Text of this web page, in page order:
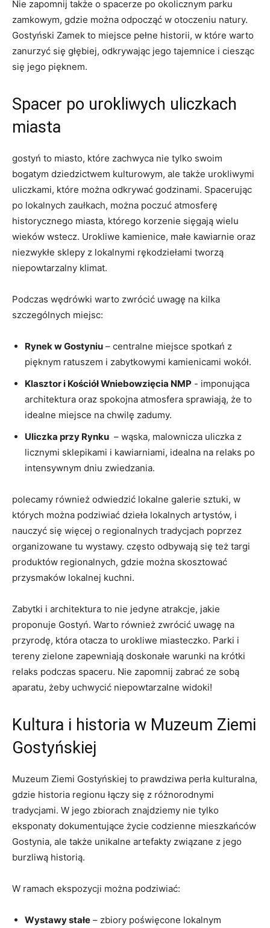
Nie zapomnij także​ o spacerze po ​okolicznym⁢ parku
zamkowym, gdzie można odpocząć w otoczeniu natury.
Gostyński Zamek to⁣ miejsce​ pełne‌ historii,‌ w które warto
zanurzyć się głębiej, odkrywając​ jego tajemnice i ciesząc⁤
się jego pięknem.
Spacer po urokliwych uliczkach
‍miasta
gostyń to miasto, które zachwyca nie tylko swoim‍
bogatym dziedzictwem kulturowym, ale⁣ także urokliwymi
uliczkami, które można odkrywać godzinami. Spacerując
po lokalnych zaułkach, można poczuć atmosferę
historycznego miasta, którego korzenie ‍sięgają ‌wielu​
wieków wstecz. Urokliwe kamienice, małe kawiarnie oraz
niezwykłe sklepy z ​lokalnymi rękodziełami tworzą
niepowtarzalny ⁢klimat.
Podczas ⁢wędrówki warto zwrócić uwagę na‍ kilka
szczególnych miejsc:
Rynek w Gostyniu – centralne miejsce spotkań z
pięknym ratuszem i zabytkowymi ⁤kamienicami⁣ wokół.
Klasztor i Kościół Wniebowzięcia‌ NMP -⁣ imponująca⁣
architektura oraz spokojna‌ atmosfera​ sprawiają, ‍że to⁤
idealne miejsce ‍na chwilę zadumy.
Uliczka przy Rynku ‍ – wąska,​ malownicza uliczka z
licznymi sklepikami⁢ i kawiarniami, idealna na relaks po
intensywnym ​dniu ​zwiedzania.
polecamy również odwiedzić lokalne galerie sztuki, w
których można podziwiać dzieła lokalnych artystów, i
nauczyć się więcej o regionalnych tradycjach poprzez
‌organizowane tu wystawy.‍ często odbywają się‌ też targi
produktów regionalnych,⁢ gdzie można skosztować
przysmaków lokalnej kuchni.
Zabytki i architektura to nie jedyne atrakcje, jakie
proponuje⁣ Gostyń.⁣ Warto​ również zwrócić uwagę na
przyrodę, która otacza to urokliwe miasteczko. Parki⁣ i
tereny zielone zapewniają doskonałe ‌warunki na krótki​
relaks podczas spaceru. Nie​ zapomnij zabrać⁣ ze sobą
⁣aparatu, żeby ⁢uchwycić⁣ niepowtarzalne widoki!
Kultura i historia w Muzeum Ziemi
Gostyńskiej
Muzeum‍ Ziemi Gostyńskiej to prawdziwa perła kulturalna,
gdzie historia regionu łączy ​się⁢ z różnorodnymi
tradycjami. W jego‍ zbiorach ‍znajdziemy nie tylko
eksponaty dokumentujące życie codzienne mieszkańców
Gostynia,‌ ale także unikalne artefakty ​związane​ z jego
burzliwą historią.
W ramach ekspozycji ⁣można ‌podziwiać:
Wystawy​ stałe – zbiory poświęcone lokalnym⁤